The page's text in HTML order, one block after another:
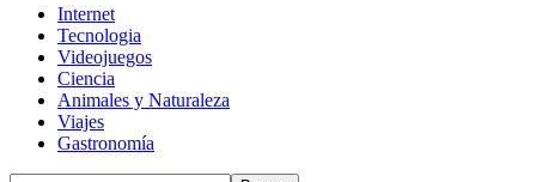
Internet
Tecnologia
Videojuegos
Ciencia
Animales y Naturaleza
Viajes
Gastronomía